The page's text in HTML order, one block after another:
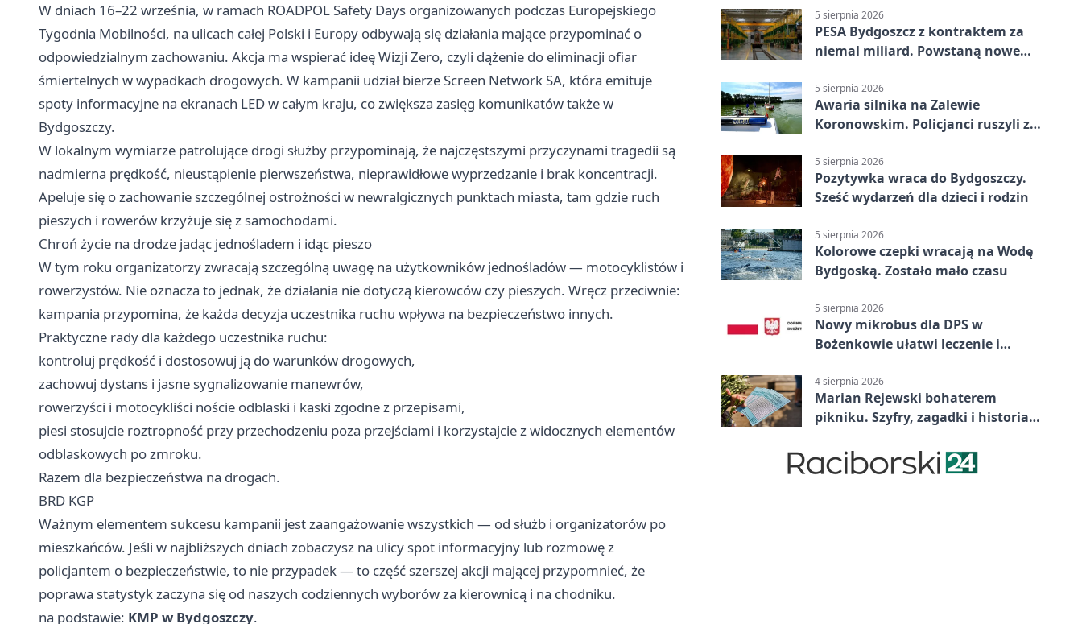
W dniach 16–22 września, w ramach ROADPOL Safety Days organizowanych podczas Europejskiego
Tygodnia Mobilności, na ulicach całej Polski i Europy odbywają się działania mające przypominać o
odpowiedzialnym zachowaniu. Akcja ma wspierać ideę Wizji Zero, czyli dążenie do eliminacji ofiar
śmiertelnych w wypadkach drogowych. W kampanii udział bierze Screen Network SA, która emituje
spoty informacyjne na ekranach LED w całym kraju, co zwiększa zasięg komunikatów także w
Bydgoszczy.
W lokalnym wymiarze patrolujące drogi służby przypominają, że najczęstszymi przyczynami tragedii są
nadmierna prędkość, nieustąpienie pierwszeństwa, nieprawidłowe wyprzedzanie i brak koncentracji.
Apeluje się o zachowanie szczególnej ostrożności w newralgicznych punktach miasta, tam gdzie ruch
pieszych i rowerów krzyżuje się z samochodami.
Chroń życie na drodze jadąc jednośladem i idąc pieszo
W tym roku organizatorzy zwracają szczególną uwagę na użytkowników jednośladów — motocyklistów i
rowerzystów. Nie oznacza to jednak, że działania nie dotyczą kierowców czy pieszych. Wręcz przeciwnie:
kampania przypomina, że każda decyzja uczestnika ruchu wpływa na bezpieczeństwo innych.
Praktyczne rady dla każdego uczestnika ruchu:
kontroluj prędkość i dostosowuj ją do warunków drogowych,
zachowuj dystans i jasne sygnalizowanie manewrów,
rowerzyści i motocykliści noście odblaski i kaski zgodne z przepisami,
piesi stosujcie roztropność przy przechodzeniu poza przejściami i korzystajcie z widocznych elementów
odblaskowych po zmroku.
Razem dla bezpieczeństwa na drogach.
BRD KGP
Ważnym elementem sukcesu kampanii jest zaangażowanie wszystkich — od służb i organizatorów po
mieszkańców. Jeśli w najbliższych dniach zobaczysz na ulicy spot informacyjny lub rozmowę z
policjantem o bezpieczeństwie, to nie przypadek — to część szerszej akcji mającej przypomnieć, że
poprawa statystyk zaczyna się od naszych codziennych wyborów za kierownicą i na chodniku.
na podstawie: KMP w Bydgoszczy.
5 sierpnia 2026
PESA Bydgoszcz z kontraktem za
niemal miliard. Powstaną nowe
5 sierpnia 2026
Awaria silnika na Zalewie
Koronowskim. Policjanci ruszyli z
5 sierpnia 2026
Pozytywka wraca do Bydgoszczy.
Sześć wydarzeń dla dzieci i rodzin
5 sierpnia 2026
Kolorowe czepki wracają na Wodę
Bydgoską. Zostało mało czasu
5 sierpnia 2026
Nowy mikrobus dla DPS w
Bożenkowie ułatwi leczenie i
4 sierpnia 2026
Marian Rejewski bohaterem
pikniku. Szyfry, zagadki i historia